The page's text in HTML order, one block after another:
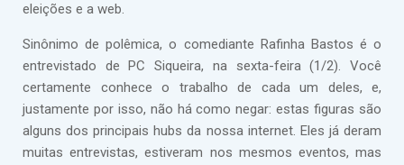
eleições e a web.
Sinônimo de polêmica, o comediante Rafinha Bastos é o
entrevistado de PC Siqueira, na sexta-feira (1/2). Você
certamente conhece o trabalho de cada um deles, e,
justamente por isso, não há como negar: estas figuras são
alguns dos principais hubs da nossa internet. Eles já deram
muitas entrevistas, estiveram nos mesmos eventos, mas